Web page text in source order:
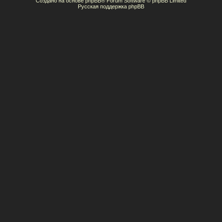
Русская поддержка phpBB